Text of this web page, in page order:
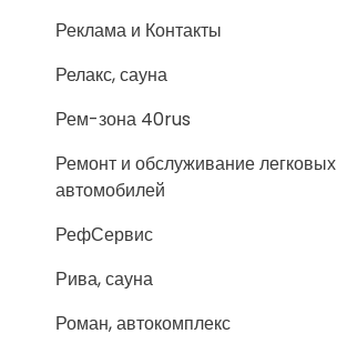
Реклама и Контакты
Релакс, сауна
Рем-зона 40rus
Ремонт и обслуживание легковых
автомобилей
РефСервис
Рива, сауна
Роман, автокомплекс